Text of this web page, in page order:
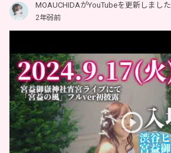
MOAUCHIDAがYouTubeを更新しました
2年弱前